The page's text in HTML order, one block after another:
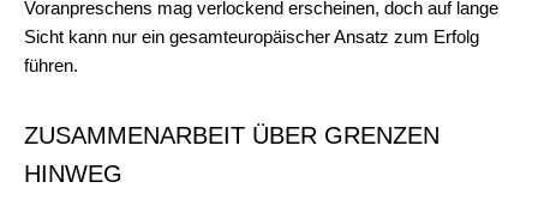
Voranpreschens mag verlockend erscheinen, doch auf lange
Sicht kann nur ein gesamteuropäischer Ansatz zum Erfolg
führen.
ZUSAMMENARBEIT ÜBER GRENZEN
HINWEG